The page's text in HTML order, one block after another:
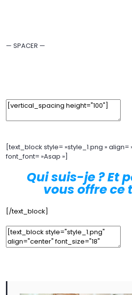
— SPACER —
[text_block style= »style_1.png » align=
font_font= »Asap »]
Qui suis-je ? Et
vous offre ce
[/text_block]